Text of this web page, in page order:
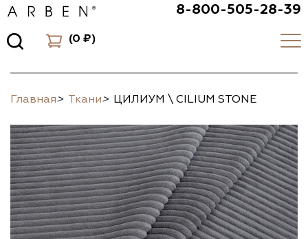
8-800-505-28-39
(0 ₽)
Главная> Ткани> ЦИЛИУМ \ CILIUM STONE